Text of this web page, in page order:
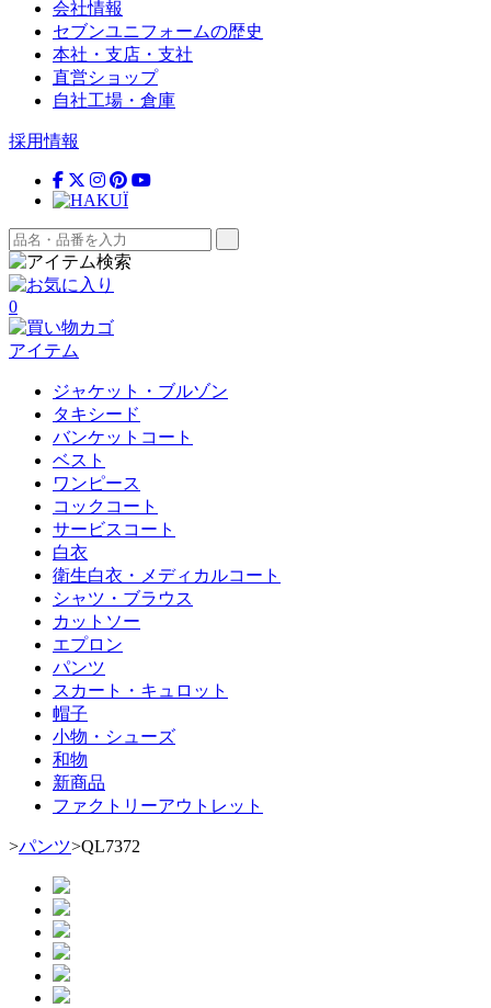
会社情報
セブンユニフォームの歴史
本社・支店・支社
直営ショップ
自社工場・倉庫
採用情報
0
アイテム
ジャケット・ブルゾン
タキシード
バンケットコート
ベスト
ワンピース
コックコート
サービスコート
白衣
衛生白衣・メディカルコート
シャツ・ブラウス
カットソー
エプロン
パンツ
スカート・キュロット
帽子
小物・シューズ
和物
新商品
ファクトリーアウトレット
>パンツ>QL7372